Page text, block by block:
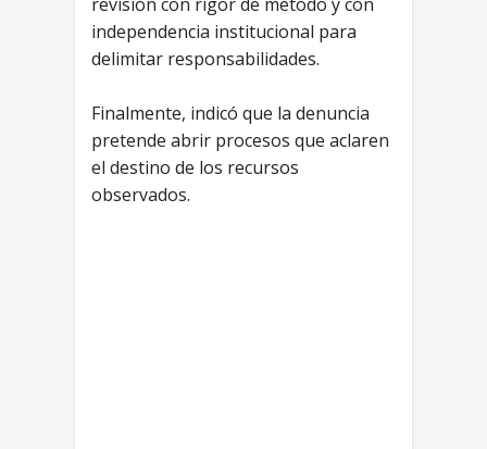
independencia institucional para
delimitar responsabilidades.
Finalmente, indicó que la denuncia
pretende abrir procesos que aclaren
el destino de los recursos
observados.